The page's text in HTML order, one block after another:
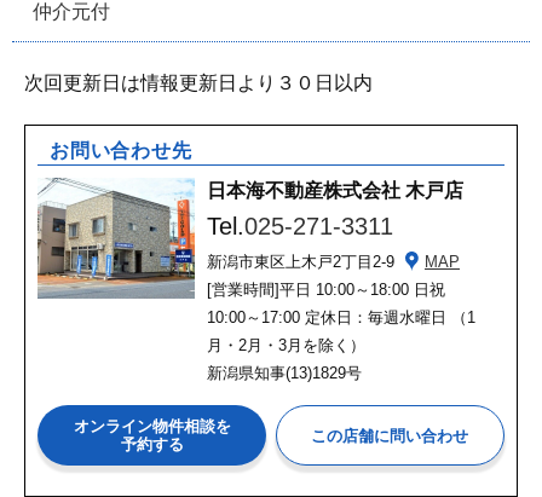
仲介元付
次回更新日は情報更新日より３０日以内
お問い合わせ先
日本海不動産株式会社 木戸店
Tel.025-271-3311
新潟市東区上木戸2丁目2-9
MAP
[営業時間]平日 10:00～18:00 日祝
10:00～17:00 定休日：毎週水曜日 （1
月・2月・3月を除く）
新潟県知事(13)1829号
オンライン物件相談を
予約する